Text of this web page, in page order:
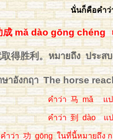
นั่นก็คือคำว่
成 mǎ dào gōng chéng
得胜利。หมายถึง ประส
ษาอังกฤา The horse
คำว่า 马 mǎ แป
คำว่า 到 dào แป
คำว่า 功 gōng ในที่นี้หมายถึง ก